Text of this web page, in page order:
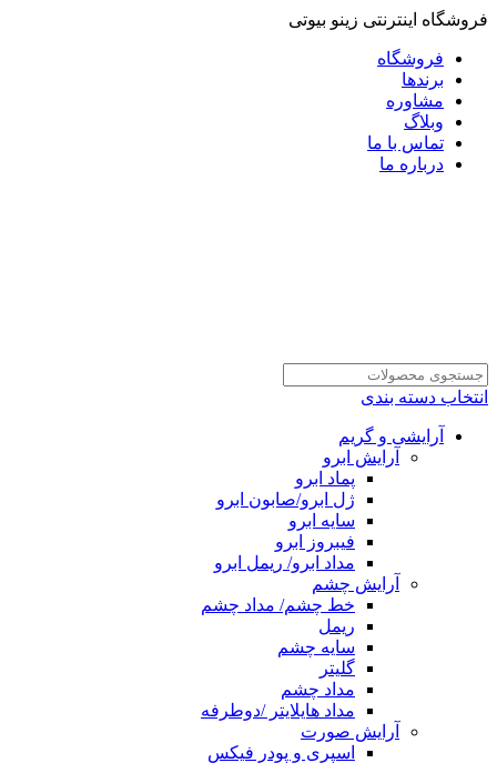
فروشگاه اینترنتی زینو بیوتی
فروشگاه
برندها
مشاوره
وبلاگ
تماس با ما
درباره ما
انتخاب دسته بندی
آرایشی و گریم
آرایش ابرو
پماد ابرو
ژل ابرو/صابون ابرو
سایه ابرو
فیبروز ابرو
مداد ابرو/ ریمل ابرو
آرایش چشم
خط چشم/ مداد چشم
ریمل
سایه چشم
گلیتر
مداد چشم
مداد هایلایتر /دوطرفه
آرایش صورت
اسپری و پودر فیکس